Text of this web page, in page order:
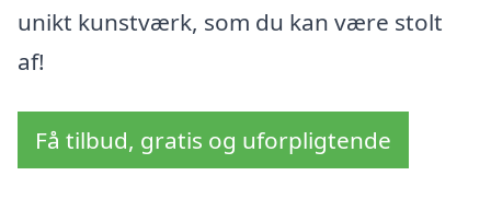
unikt kunstværk, som du kan være stolt
af!
Få tilbud, gratis og uforpligtende